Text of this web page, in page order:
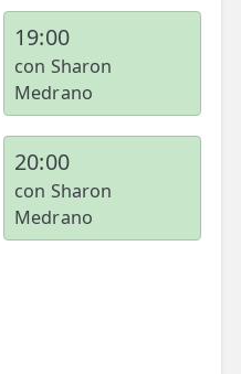
19:00
con Sharon
Medrano
20:00
con Sharon
Medrano